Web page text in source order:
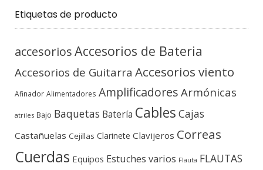
Etiquetas de producto
accesoriosAccesorios de Bateria
Accesorios de Guitarra Accesorios viento
Afinador Alimentadores Amplificadores Armónicas
atriles Bajo Baquetas Batería Cables Cajas
Castañuelas Cejillas Clarinete Clavijeros Correas
Cuerdas Equipos Estuches varios Flauta FLAUTAS